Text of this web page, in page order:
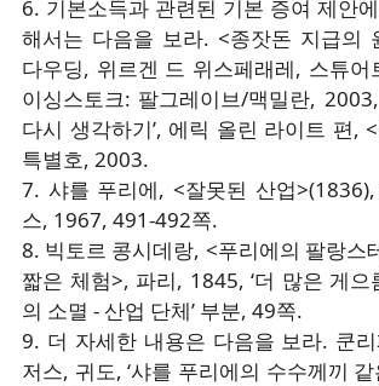
6. 기본소득과 관련된 기본 증여 제안
해서는 다음을 보라. <종잣돈 지급의
다우딩, 위르겐 드 위스페래레, 스튜어
이싱스토크: 팔그레이브/맥밀란,
다시 생각하기’, 에릭 올린 라이트 편,
특별호, 2003.
7. 샤를 푸리에, <잘못된 산업
스, 1967, 491-492쪽.
8. 빅토르 콩시데랑, <푸리에의 팔랑스
짧은 체험>, 파리, 1845, ‘더 많은 게으
의 소멸 - 산업 단체’ 부분, 49쪽.
9. 더 자세한 내용은 다음을 보라. 쿤
저스, 귀도, ‘샤를 푸리에의 수수께끼